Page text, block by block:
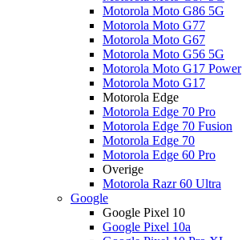
Motorola Moto G86 5G
Motorola Moto G77
Motorola Moto G67
Motorola Moto G56 5G
Motorola Moto G17 Power
Motorola Moto G17
Motorola Edge
Motorola Edge 70 Pro
Motorola Edge 70 Fusion
Motorola Edge 70
Motorola Edge 60 Pro
Overige
Motorola Razr 60 Ultra
Google
Google Pixel 10
Google Pixel 10a